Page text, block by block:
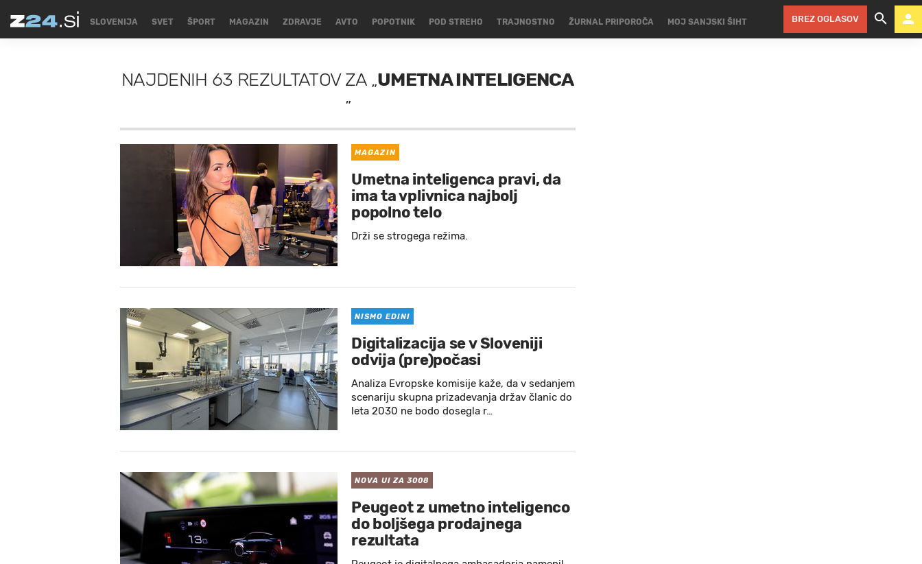
SLOVENIJA SVET ŠPORT MAGAZIN ZDRAVJE AVTO POPOTNIK POD STREHO TRAJNOSTNO ŽURNAL PRIPOROČA MOJ SANJSKI ŠIHT BREZ OGLASOV
NAJDENIH 63 REZULTATOVZA„UMETNA INTELIGENCA
”
MAGAZIN
Umetna inteligenca pravi, da
ima ta vplivnica najbolj
popolno telo
Drži se strogega režima.
NISMO EDINI
Digitalizacija se v Sloveniji
odvija (pre)počasi
Analiza Evropske komisije kaže, da v sedanjem
scenariju skupna prizadevanja držav članic do
leta 2030 ne bodo dosegla r…
NOVA UI ZA 3008
Peugeot z umetno inteligenco
do boljšega prodajnega
rezultata